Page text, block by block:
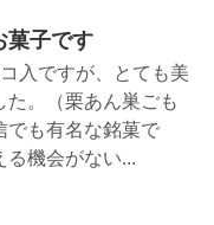
菓子です
入ですが、とても美
た。（栗あん巣ごも
でも有名な銘菓で
る機会がない...